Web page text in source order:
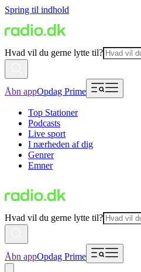
Spring til indhold
Hvad vil du gerne lytte til?
Åbn appOpdag Prime
Top Stationer
Podcasts
Live sport
I nærheden af dig
Genrer
Emner
Hvad vil du gerne lytte til?
Åbn appOpdag Prime